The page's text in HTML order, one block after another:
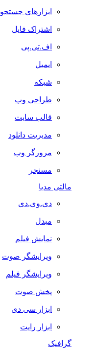
ابزارهای جستجو
اشتراک فایل
اف.تی.پی
ایمیل
شبکه
طراحی وب
قالب سایت
مدیریت دانلود
مرورگر وب
مسنجر
مالتی مدیا
دی.وی.دی
مبدل
نمایش فیلم
ویرایشگر صوت
ویرایشگر فیلم
پخش صوت
ابزار سی دی
ابزار رایت
گرافیک